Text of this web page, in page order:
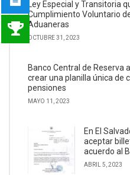
Ley Especial y Transitoria
Cumplimiento Voluntario
Aduaneras
OCTUBRE 31, 2023
Banco Central de Reserva
crear una planilla única de
pensiones
MAYO 11, 2023
En El
aceptar
acuerdo al
ABRIL 5, 2023